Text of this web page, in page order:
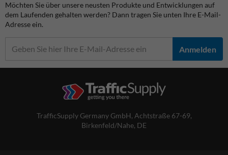
Möchten Sie über unsere neusten Produkte und Entwicklungen auf
dem Laufenden gehalten werden? Dann tragen Sie unten Ihre E-Mail-
Adresse ein.
Anmelden
TrafficSupply Germany GmbH, Achtstraße 67-69,
Birkenfeld/Nahe, DE